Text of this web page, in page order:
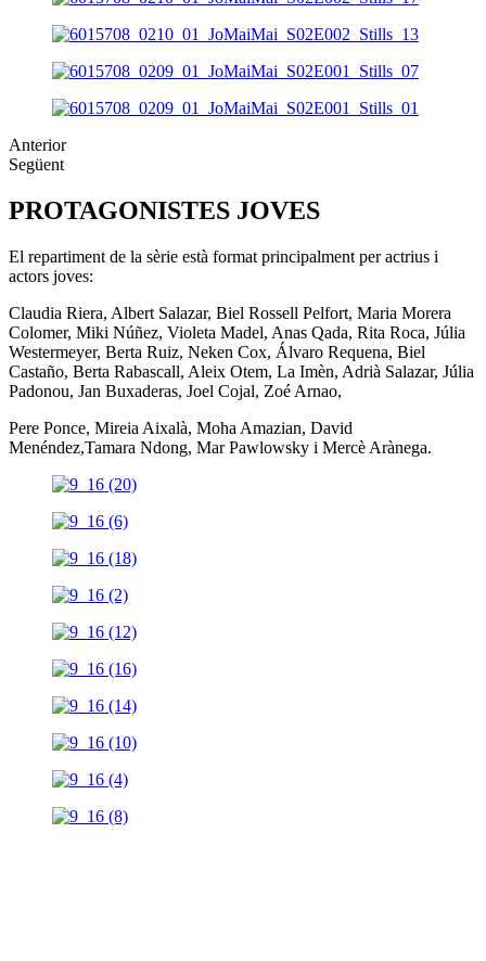
Anterior
Següent
PROTAGONISTES JOVES
El repartiment de la sèrie està format principalment per actrius i
actors joves:
Claudia Riera, Albert Salazar, Biel Rossell Pelfort, Maria Morera
Colomer, Miki Núñez, Violeta Madel, Anas Qada, Rita Roca, Júlia
Westermeyer, Berta Ruiz, Neken Cox, Álvaro Requena, Biel
Castaño, Berta Rabascall, Aleix Otem, La Imèn, Adrià Salazar, Júlia
Padonou, Jan Buxaderas, Joel Cojal, Zoé Arnao,
Pere Ponce, Mireia Aixalà, Moha Amazian, David
Menéndez,Tamara Ndong, Mar Pawlowsky i Mercè Arànega.